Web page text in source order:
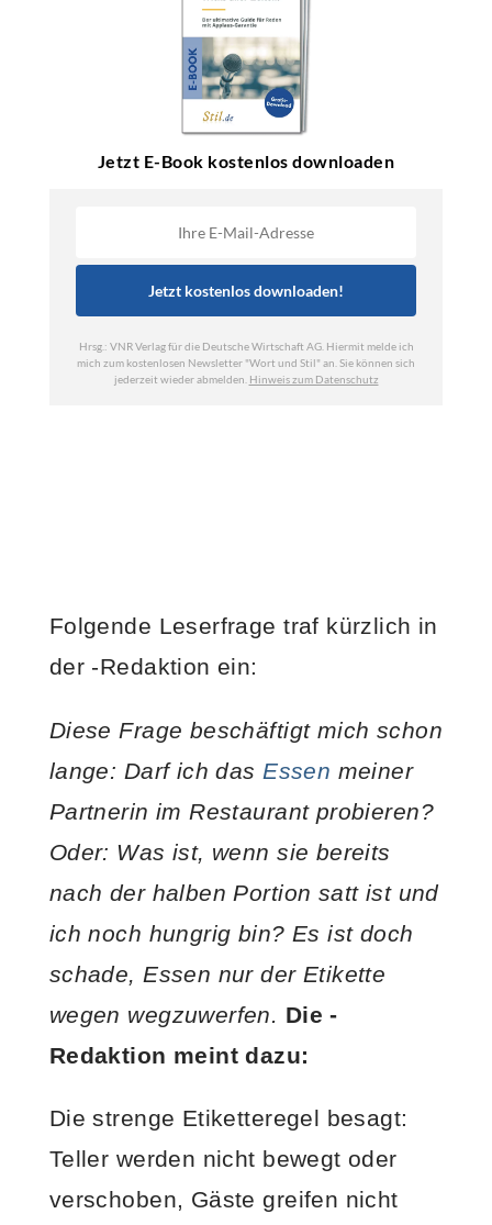
Folgende Leserfrage traf kürzlich in
der -Redaktion ein:
Diese Frage beschäftigt mich schon
lange: Darf ich das Essen meiner
Partnerin im Restaurant probieren?
Oder: Was ist, wenn sie bereits
nach der halben Portion satt ist und
ich noch hungrig bin? Es ist doch
schade, Essen nur der Etikette
wegen wegzuwerfen. Die -
Redaktion meint dazu:
Die strenge Etiketteregel besagt:
Teller werden nicht bewegt oder
verschoben, Gäste greifen nicht